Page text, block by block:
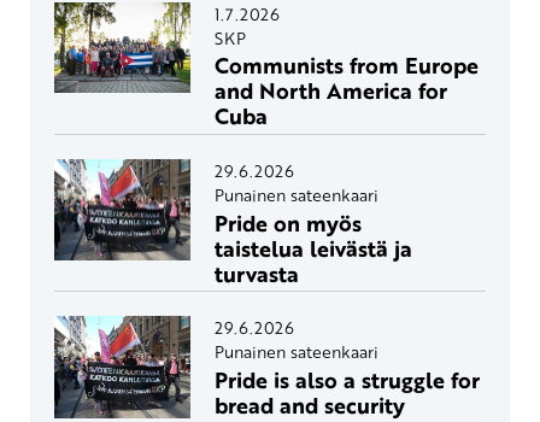
1.7.2026
SKP
Communists from Europe
and North America for
Cuba
29.6.2026
Punainen sateenkaari
Pride on myös
taistelua leivästä ja
turvasta
29.6.2026
Punainen sateenkaari
Pride is also a struggle for
bread and security